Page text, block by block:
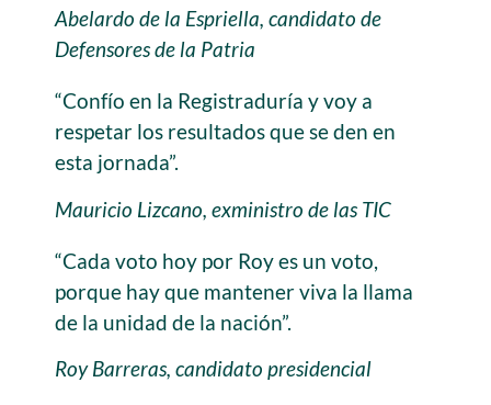
Abelardo de la Espriella, candidato de
Defensores de la Patria
“Confío en la Registraduría y voy a
respetar los resultados que se den en
esta jornada”.
Mauricio Lizcano, exministro de las TIC
“Cada voto hoy por Roy es un voto,
porque hay que mantener viva la llama
de la unidad de la nación”.
Roy Barreras, candidato presidencial